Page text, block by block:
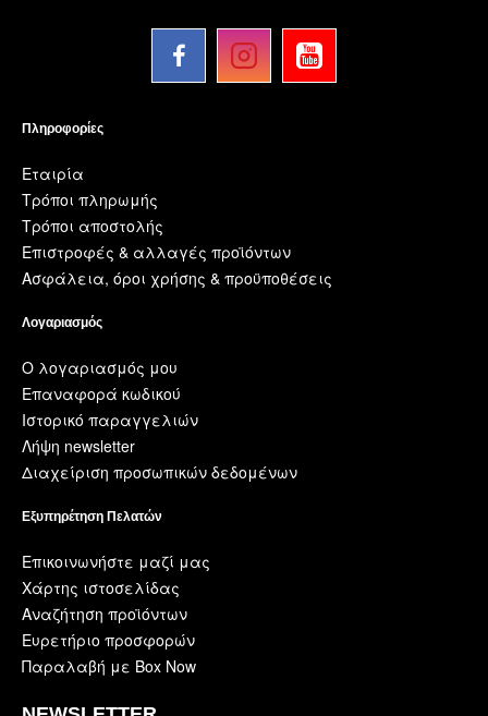
Πληροφορίες
Εταιρία
Τρόποι πληρωμής
Τρόποι αποστολής
Επιστροφές & αλλαγές προϊόντων
Ασφάλεια, όροι χρήσης & προϋποθέσεις
Λογαριασμός
Ο λογαριασμός μου
Επαναφορά κωδικού
Ιστορικό παραγγελιών
Λήψη newsletter
Διαχείριση προσωπικών δεδομένων
Εξυπηρέτηση Πελατών
Επικοινωνήστε μαζί μας
Χάρτης ιστοσελίδας
Αναζήτηση προϊόντων
Ευρετήριο προσφορών
Παραλαβή με Box Now